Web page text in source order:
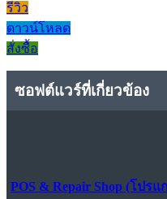
รีวิว
ดาวน์โหลด
สั่งซื้อ
ซอฟต์แวร์ที่เกี่ยวข้อง
POS & Repair Shop (โป